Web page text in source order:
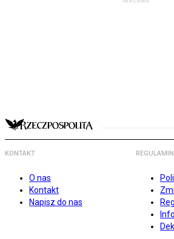
KONTAKT
O nas
Kontakt
Napisz do nas
REGULAMIN